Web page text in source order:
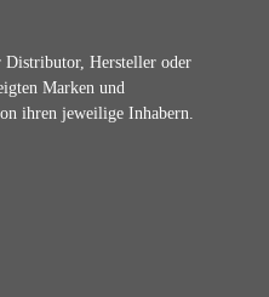
Hersteller oder
Marken und
ihren jeweilige Inhabern.